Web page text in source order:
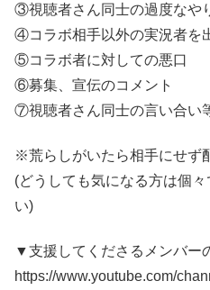
③視聴者さん同士の過度なや
④コラボ相手以外の実況者を
⑤コラボ者に対しての悪口
⑥募集、宣伝のコメント
⑦視聴者さん同士の言い合い
※荒らしがいたら相手にせず
(どうしても気になる方は個
い)
▼支援してくださるメンバー
https://www.youtube.com/